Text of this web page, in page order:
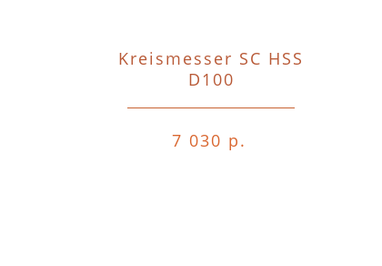
Kreismesser SC HSS
D100
7 030 р.